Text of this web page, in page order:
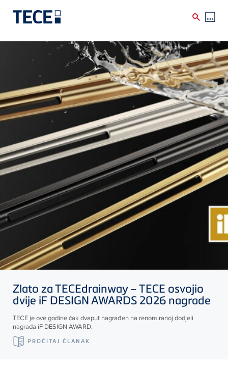
Skip to main content
Zlato zaTECEdrainway –TECE osvojio
dvije iF DESIGN AWARDS 2026 nagrade
TECE je ove godine čak dvaput nagrađen na renomiranoj dodjeli
nagrada iF DESIGN AWARD.
PROČITAJ ČLANAK